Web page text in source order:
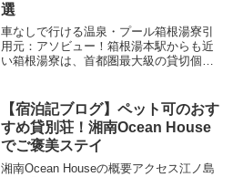
選
車なしで行ける温泉・プール箱根湯寮引
用元：アソビュー！箱根湯本駅からも近
い箱根湯寮は、首都圏最大級の貸切個室
作られており、どこか懐かしさを感じる
落ち着いた雰囲気が魅力で...
【宿泊記ブログ】ペット可のおす
すめ貸別荘！湘南Ocean House
でご褒美ステイ
湘南Ocean Houseの概要アクセス江ノ島